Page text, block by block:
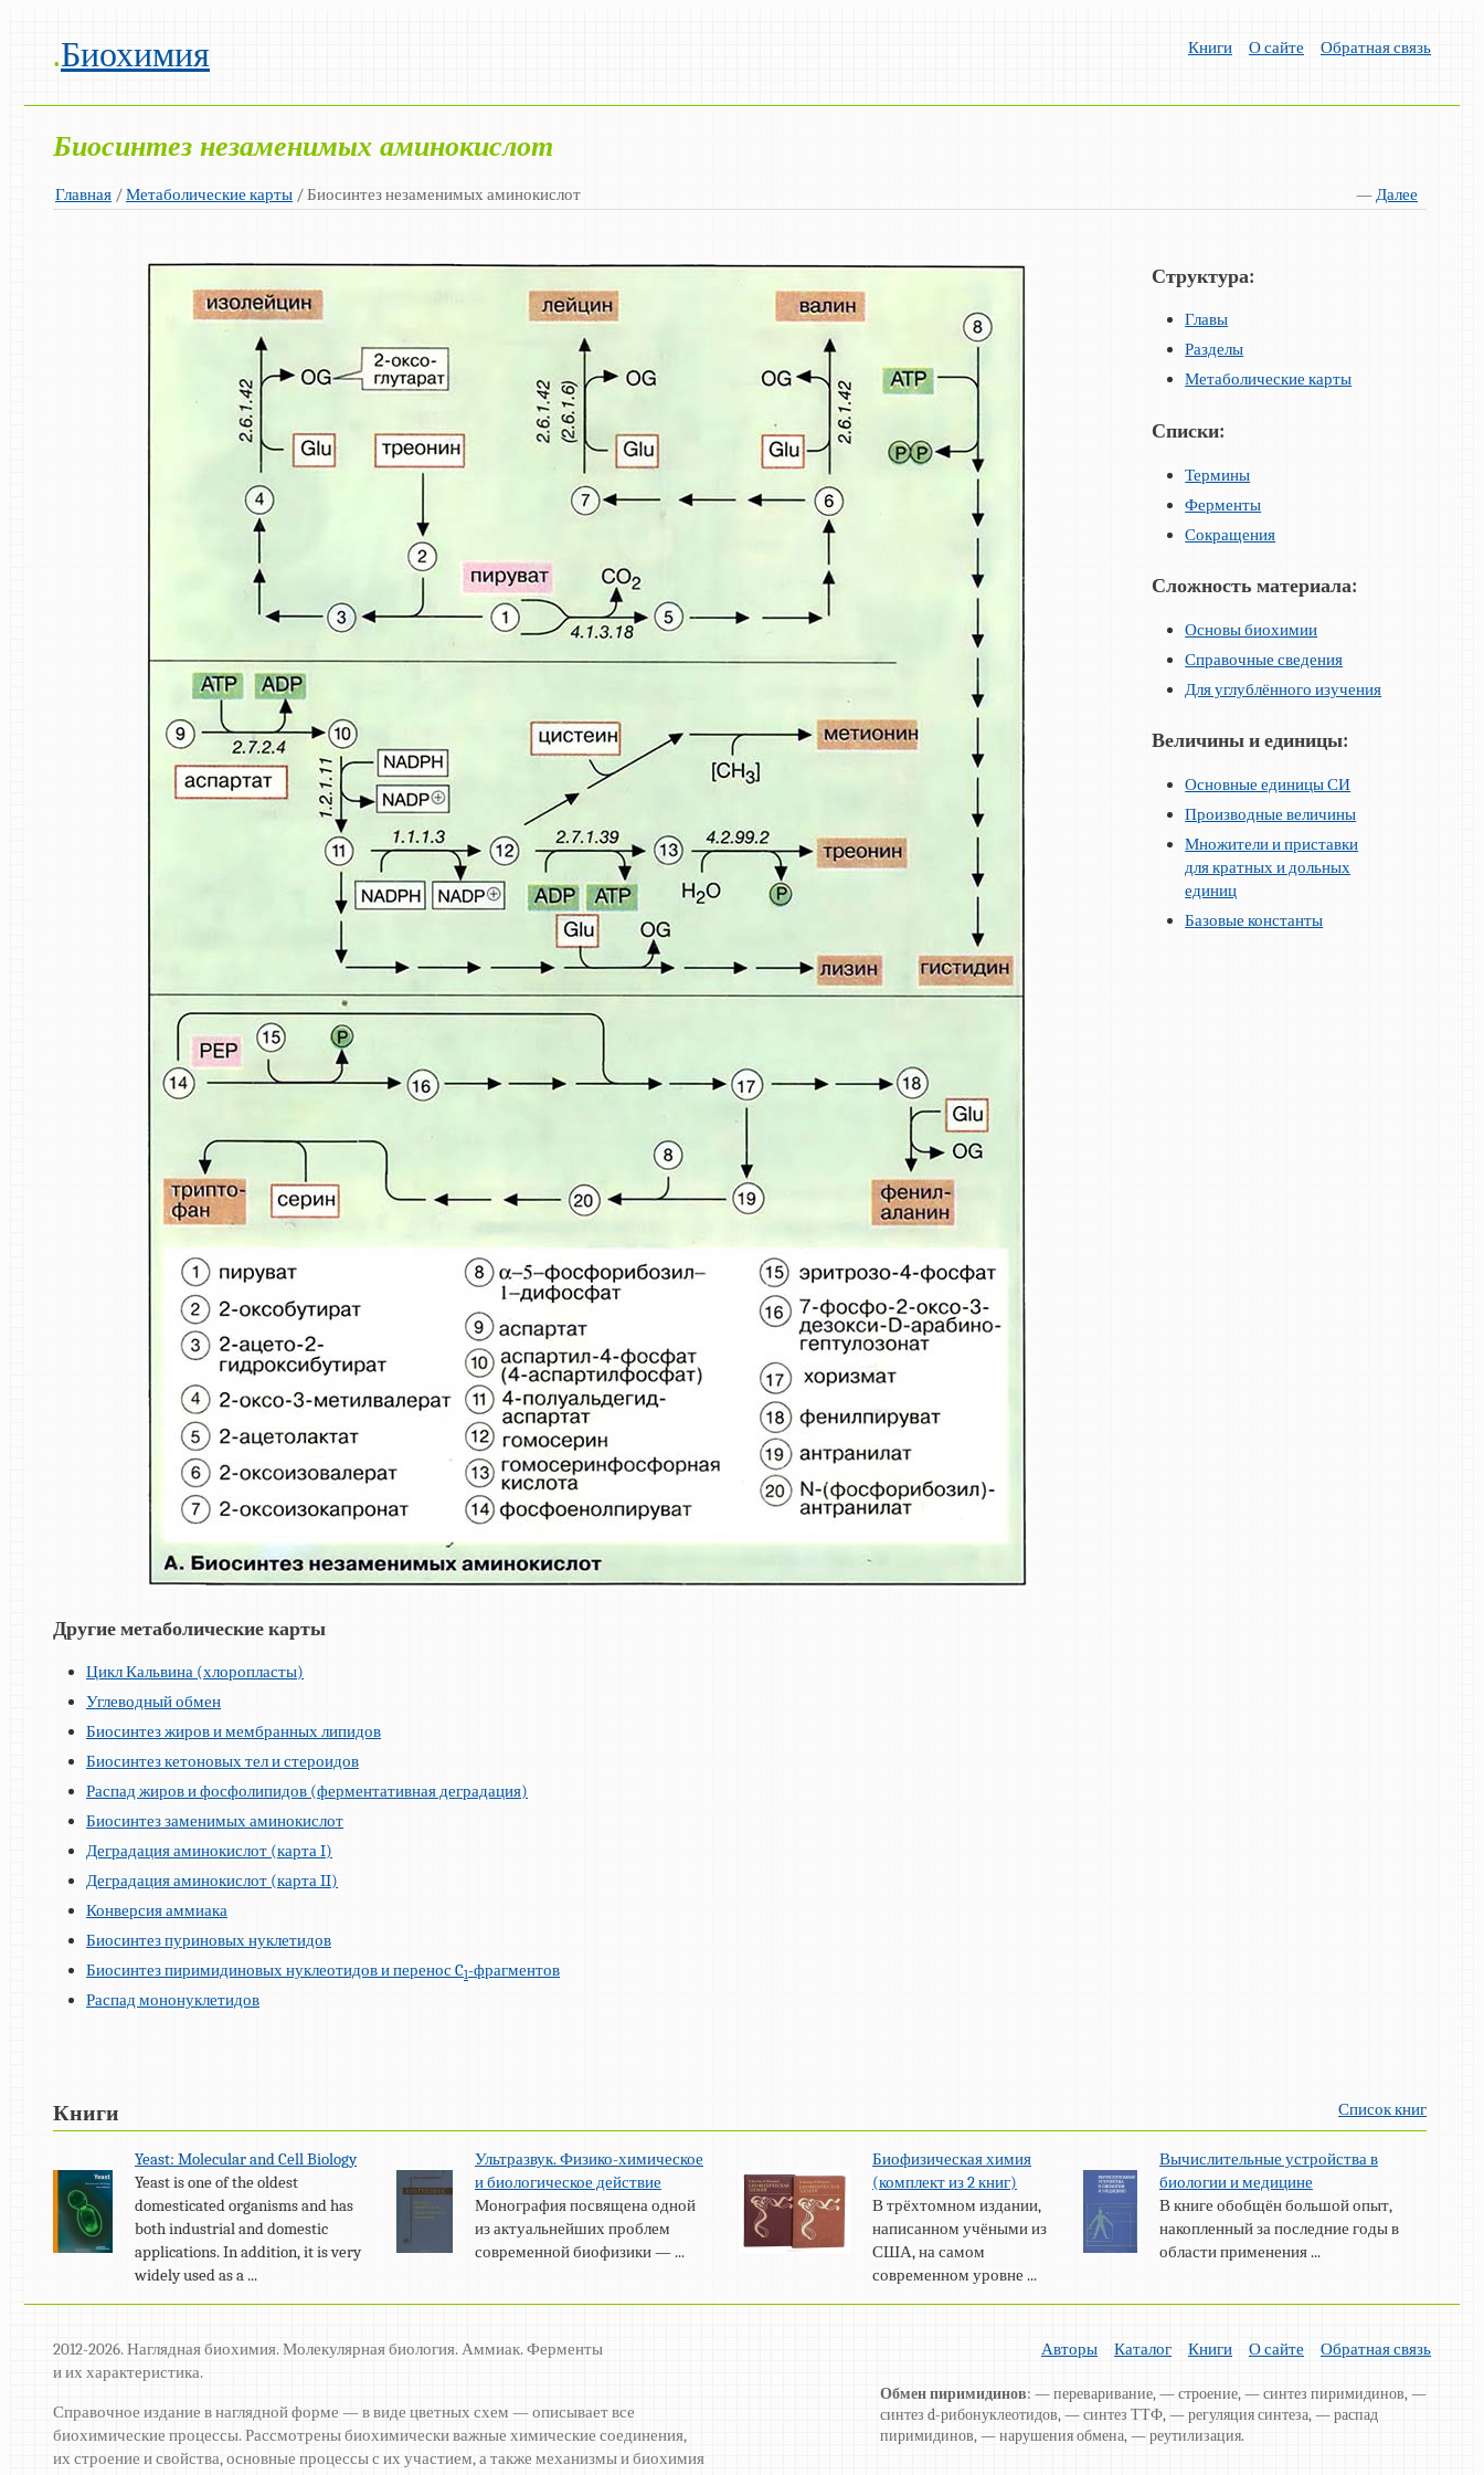
.Биохимия Книги О сайте Обратная связь
Биосинтез незаменимых аминокислот
Главная / —Далее
Метаболические карты / Биосинтез незаменимых аминокислот
Другие метаболические карты
Цикл Кальвина (хлоропласты)
Углеводный обмен
Биосинтез жиров и мембранных липидов
Биосинтез кетоновых тел и стероидов
Распад жиров и фосфолипидов (ферментативная деградация)
Биосинтез заменимых аминокислот
Деградация аминокислот (карта I)
Деградация аминокислот (карта II)
Конверсия аммиака
Биосинтез пуриновых нуклетидов
Биосинтез пиримидиновых нуклеотидов и перенос C1-фрагментов
Распад мононуклетидов
Структура:
Главы
Разделы
Метаболические карты
Списки:
Термины
Ферменты
Сокращения
Сложность материала:
Основы биохимии
Справочные сведения
Для углублённого изучения
Величины и единицы:
Основные единицы СИ
Производные величины
Множители и приставки
для кратных и дольных
единиц
Базовые константы
Книги Список книг
Yeast: Molecular and Cell Biology
Yeast is one of the oldest
domesticated organisms and has
both industrial and domestic
applications. In addition, it is very
widely used as a ...
Ультразвук. Физико-химическое
и биологическое действие
Монография посвящена одной
из актуальнейших проблем
современной биофизики — ...
Биофизическая химия
(комплект из 2 книг)
В трёхтомном издании,
написанном учёными из
США, на самом
современном уровне ...
Вычислительные устройства в
биологии и медицине
В книге обобщён большой опыт,
накопленный за последние годы в
области применения ...
2012-2026. Наглядная биохимия. Молекулярная биология. Аммиак. Ферменты
и их характеристика.
Справочное издание в наглядной форме — в виде цветных схем — описывает все
биохимические процессы. Рассмотрены биохимически важные химические соединения,
их строение и свойства, основные процессы с их участием, а также механизмы и биохимия
Авторы Каталог Книги О сайте Обратная связь
Обмен пиримидинов: — переваривание, — строение, — синтез пиримидинов, —
синтез d-рибонуклеотидов, — синтез ТТФ, — регуляция синтеза, — распад
пиримидинов, — нарушения обмена, — реутилизация.